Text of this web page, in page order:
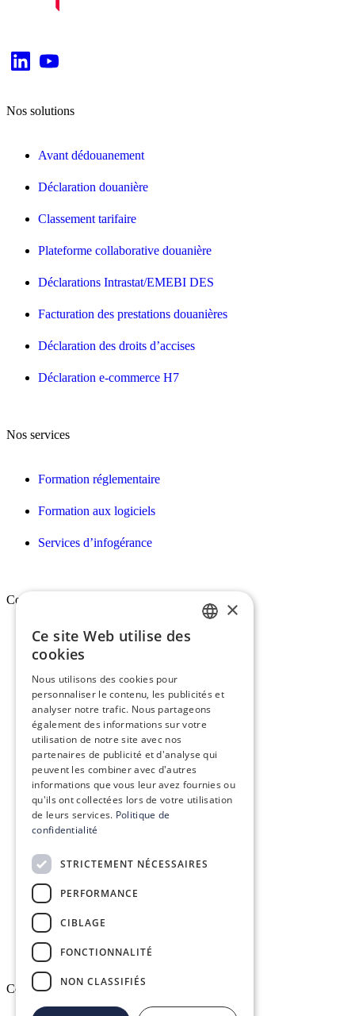
Nos solutions
Avant dédouanement
Déclaration douanière
Classement tarifaire
Plateforme collaborative douanière
Déclarations Intrastat/EMEBI DES
Facturation des prestations douanières
Déclaration des droits d’accises
Déclaration e-commerce H7
Nos services
Formation réglementaire
Formation aux logiciels
Services d’infogérance
Conex
Qui sommes-nous ?
Vision, mission & valeurs
Nos engagements
Le groupe Conex
Recrutement
Ressources
Espace client DELTAPASS
Copyright © 2026. All rights reserved.
×
Ce site Web utilise des
cookies
Nous utilisons des cookies pour
personnaliser le contenu, les publicités et
analyser notre trafic. Nous partageons
également des informations sur votre
utilisation de notre site avec nos
partenaires de publicité et d'analyse qui
peuvent les combiner avec d'autres
informations que vous leur avez fournies ou
qu'ils ont collectées lors de votre utilisation
de leurs services. Politique de
confidentialité
STRICTEMENT NÉCESSAIRES
PERFORMANCE
CIBLAGE
FONCTIONNALITÉ
NON CLASSIFIÉS